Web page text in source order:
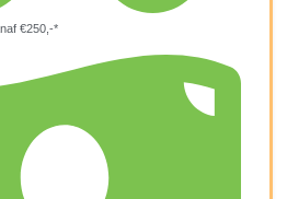
€250,-*